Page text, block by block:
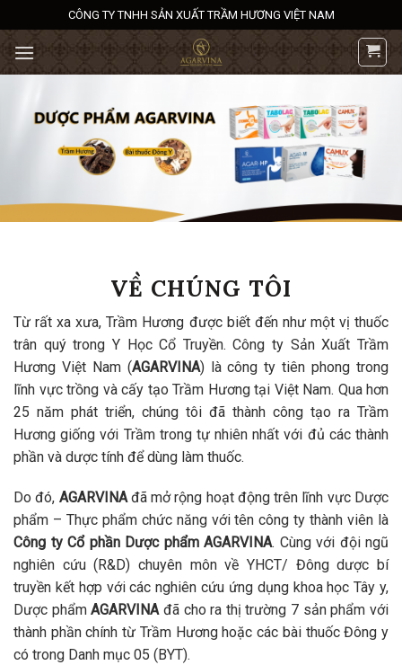
qua
nội
dung
CÔNG TY TNHH SẢN XUẤT TRẦM HƯƠNG VIỆT NAM
VỀ CHÚNG TÔI
Từ rất xa xưa, Trầm Hương được biết đến như một vị thuốc
trân quý trong Y Học Cổ Truyền. Công ty Sản Xuất Trầm
Hương Việt Nam (AGARVINA) là công ty tiên phong trong
lĩnh vực trồng và cấy tạo Trầm Hương tại Việt Nam. Qua hơn
25 năm phát triển, chúng tôi đã thành công tạo ra Trầm
Hương giống với Trầm trong tự nhiên nhất với đủ các thành
phần và dược tính để dùng làm thuốc.
Do đó, AGARVINAđã mở rộng hoạt động trên lĩnh vực Dược
phẩm – Thực phẩm chức năng với tên công ty thành viên là
Công ty Cổ phần Dược phẩm AGARVINA. Cùng với đội ngũ
nghiên cứu (R&D) chuyên môn về YHCT/ Đông dược bí
truyền kết hợp với các nghiên cứu ứng dụng khoa học Tây y,
Dược phẩmAGARVINAđã cho ra thị trường 7 sản phẩm với
thành phần chính từ Trầm Hương hoặc các bài thuốc Đông y
có trong Danh mục 05 (BYT).